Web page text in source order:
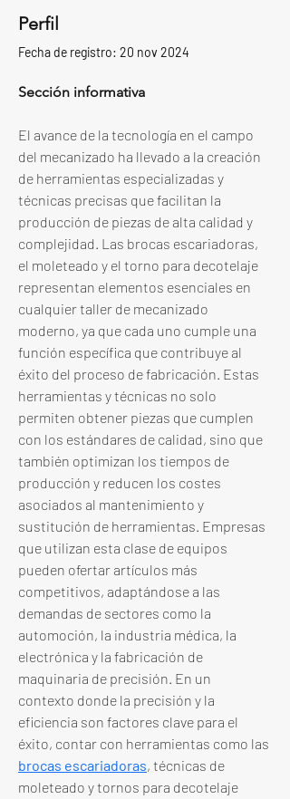
Perfil
Fecha de registro: 20 nov 2024
Sección informativa
El avance de la tecnología en el campo
del mecanizado ha llevado a la creación
de herramientas especializadas y
técnicas precisas que facilitan la
producción de piezas de alta calidad y
complejidad. Las brocas escariadoras,
el moleteado y el torno para decotelaje
representan elementos esenciales en
cualquier taller de mecanizado
moderno, ya que cada uno cumple una
función específica que contribuye al
éxito del proceso de fabricación. Estas
herramientas y técnicas no solo
permiten obtener piezas que cumplen
con los estándares de calidad, sino que
también optimizan los tiempos de
producción y reducen los costes
asociados al mantenimiento y
sustitución de herramientas. Empresas
que utilizan esta clase de equipos
pueden ofertar artículos más
competitivos, adaptándose a las
demandas de sectores como la
automoción, la industria médica, la
electrónica y la fabricación de
maquinaria de precisión. En un
contexto donde la precisión y la
eficiencia son factores clave para el
éxito, contar con herramientas como las
brocas escariadoras, técnicas de
moleteado y tornos para decotelaje